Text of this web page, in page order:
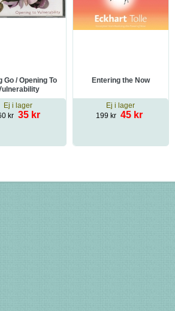
Go / Opening To
Ej i lager
kr 35 kr
Entering the Now
Ej i lager
199 kr 45 kr